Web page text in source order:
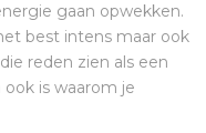
gaan opwekken.
best intens maar ook
reden zien als een
ook is waarom je